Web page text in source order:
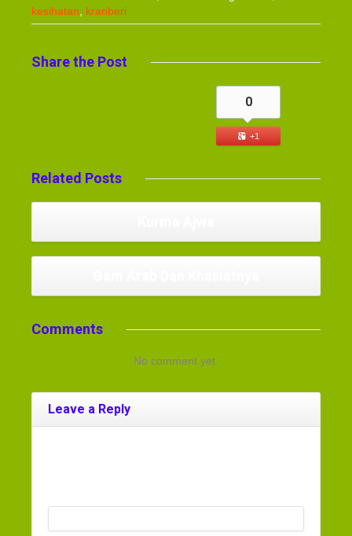
kesihatan
kranberi
Sharethe Post
0
+1
Related Posts
Comments
No comment yet.
Leave a Reply